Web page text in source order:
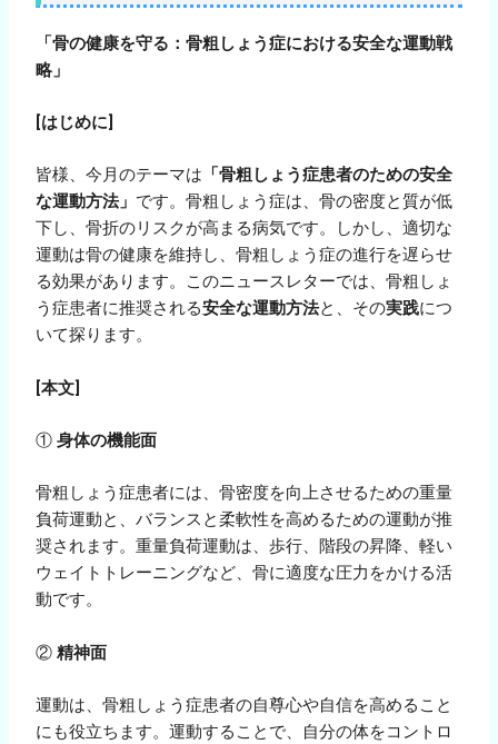
「骨の健康を守る：骨粗しょう症における安全な運動戦
略」
[はじめに]
皆様、今月のテーマは 「骨粗しょう症患者のための安全
な運動方法」 です。骨粗しょう症は、骨の密度と質が低
下し、骨折のリスクが高まる病気です。しかし、適切な
運動は骨の健康を維持し、骨粗しょう症の進行を遅らせ
る効果があります。このニュースレターでは、骨粗しょ
う症患者に推奨される安全な運動方法と、その実践につ
いて探ります。
[本文]
①身体の機能面
骨粗しょう症患者には、骨密度を向上させるための重量
負荷運動と、バランスと柔軟性を高めるための運動が推
奨されます。重量負荷運動は、歩行、階段の昇降、軽い
ウェイトトレーニングなど、骨に適度な圧力をかける活
動です。
②精神面
運動は、骨粗しょう症患者の自尊心や自信を高めること
にも役立ちます。運動することで、自分の体をコントロ